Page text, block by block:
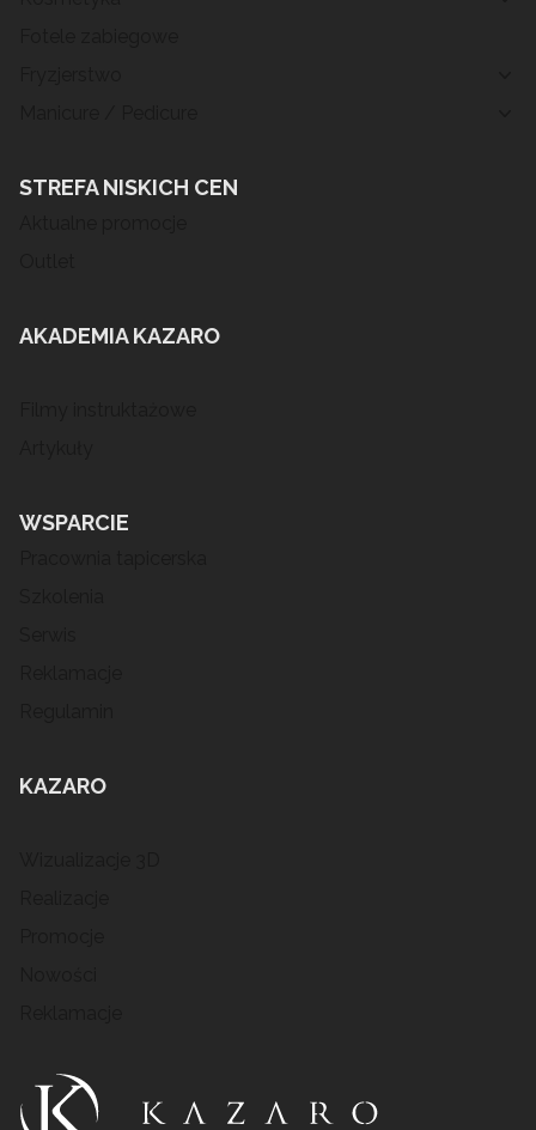
STREFA NISKICH CEN
AKADEMIA KAZARO
WSPARCIE
KAZARO